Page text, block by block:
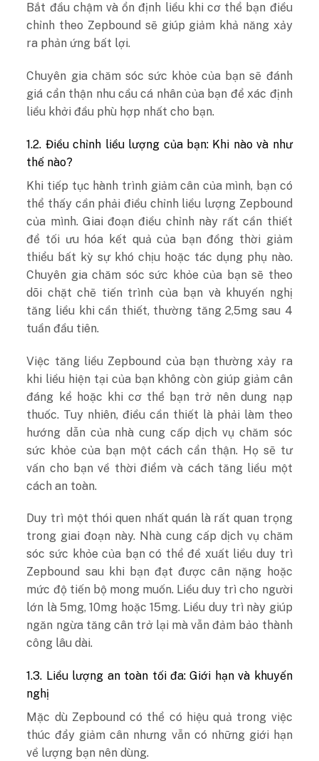
Bắt đầu chậm và ổn định liều khi cơ thể bạn điều
chỉnh theo Zepbound sẽ giúp giảm khả năng xảy
ra phản ứng bất lợi.
Chuyên gia chăm sóc sức khỏe của bạn sẽ đánh
giá cẩn thận nhu cầu cá nhân của bạn để xác định
liều khởi đầu phù hợp nhất cho bạn.
1.2. Điều chỉnh liều lượng của bạn: Khi nào và như
thế nào?
Khi tiếp tục hành trình giảm cân của mình, bạn có
thể thấy cần phải điều chỉnh liều lượng Zepbound
của mình. Giai đoạn điều chỉnh này rất cần thiết
để tối ưu hóa kết quả của bạn đồng thời giảm
thiểu bất kỳ sự khó chịu hoặc tác dụng phụ nào.
Chuyên gia chăm sóc sức khỏe của bạn sẽ theo
dõi chặt chẽ tiến trình của bạn và khuyến nghị
tăng liều khi cần thiết, thường tăng 2,5mg sau 4
tuần đầu tiên.
Việc tăng liều Zepbound của bạn thường xảy ra
khi liều hiện tại của bạn không còn giúp giảm cân
đáng kể hoặc khi cơ thể bạn trở nên dung nạp
thuốc. Tuy nhiên, điều cần thiết là phải làm theo
hướng dẫn của nhà cung cấp dịch vụ chăm sóc
sức khỏe của bạn một cách cẩn thận. Họ sẽ tư
vấn cho bạn về thời điểm và cách tăng liều một
cách an toàn.
Duy trì một thói quen nhất quán là rất quan trọng
trong giai đoạn này. Nhà cung cấp dịch vụ chăm
sóc sức khỏe của bạn có thể đề xuất liều duy trì
Zepbound sau khi bạn đạt được cân nặng hoặc
mức độ tiến bộ mong muốn. Liều duy trì cho người
lớn là 5mg, 10mg hoặc 15mg. Liều duy trì này giúp
ngăn ngừa tăng cân trở lại mà vẫn đảm bảo thành
công lâu dài.
1.3. Liều lượng an toàn tối đa: Giới hạn và khuyến
nghị
Mặc dù Zepbound có thể có hiệu quả trong việc
thúc đẩy giảm cân nhưng vẫn có những giới hạn
về lượng bạn nên dùng.